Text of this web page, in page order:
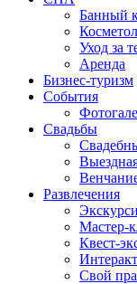
Банный
Уход за
Аренда
Бизнес-туризм
События
Свадьбы
Развлечения
Мастер-
Квест-
Свой